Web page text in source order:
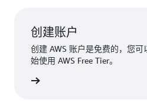
创建账户
创建 AWS 账户是免费的，您可
始使用 AWS Free Tier。